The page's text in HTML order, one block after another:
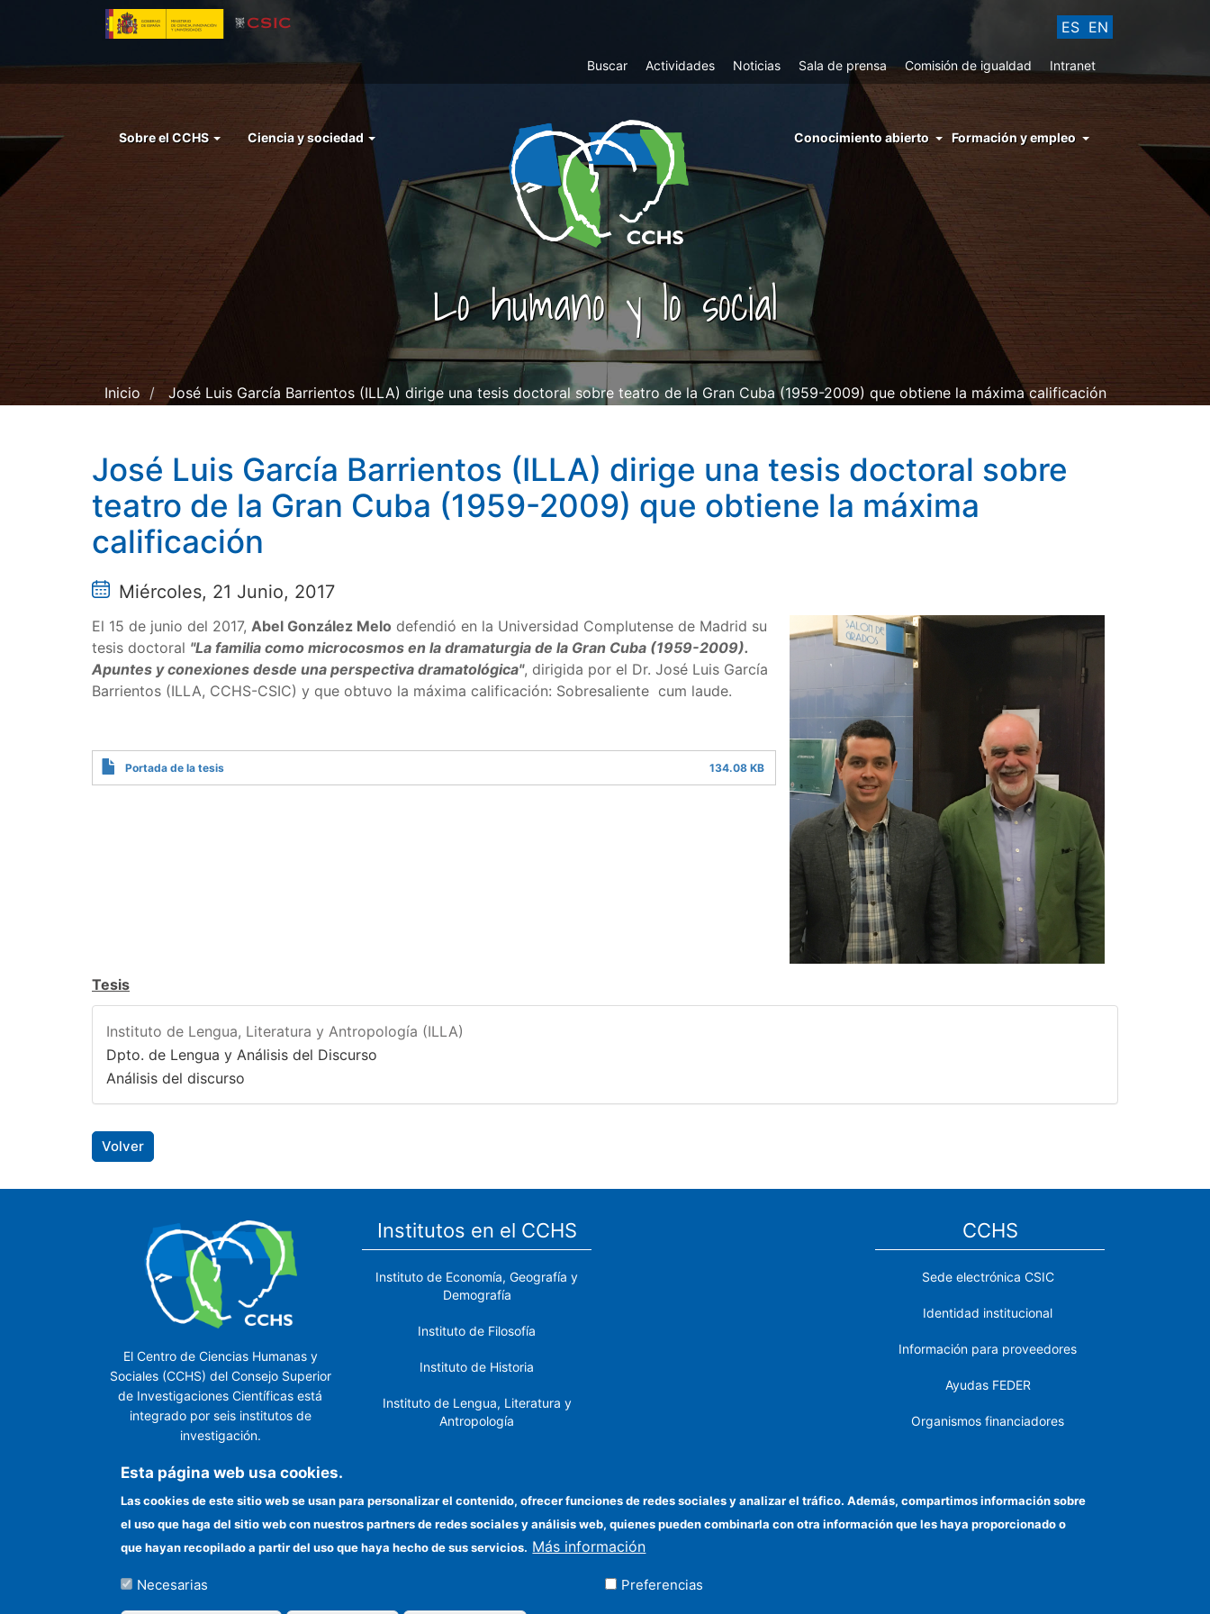
principal
ES EN
Top
Buscar Actividades Noticias Sala de prensa Comisión de igualdad Intranet
Menu
Sobre el CCHS Ciencia y sociedad
menu
conocimiento
abierto
Conocimiento abierto Formación y empleo
Lo humano y lo social
Inicio José Luis García Barrientos (ILLA) dirige una tesis doctoral sobre teatro de la Gran Cuba (1959-2009) que obtiene la máxima calificación
José Luis García Barrientos (ILLA) dirige una tesis doctoral sobre
teatro de la Gran Cuba (1959-2009) que obtiene la máxima
calificación
Miércoles, 21 Junio, 2017
El 15 de junio del 2017, Abel González Melo defendió en la Universidad Complutense de Madrid su
tesis doctoral "La familia como microcosmos en la dramaturgia de la Gran Cuba (1959-2009).
Apuntes y conexiones desde una perspectiva dramatológica", dirigida por el Dr. José Luis García
Barrientos (ILLA, CCHS-CSIC) y que obtuvo la máxima calificación: Sobresaliente cum laude.
Portada de la tesis 134.08 KB
Tesis
Instituto de Lengua, Literatura y Antropología (ILLA)
Dpto. de Lengua y Análisis del Discurso
Análisis del discurso
Volver
El Centro de Ciencias Humanas y
Sociales (CCHS) del Consejo Superior
de Investigaciones Científicas está
integrado por seis institutos de
investigación.
Institutos en el CCHS
Instituto de Economía, Geografía y
Demografía
Instituto de Filosofía
Instituto de Historia
Instituto de Lengua, Literatura y
Antropología
Próximo
Instituto de Políticas y Bienes
Públicos
CCHS
Sede electrónica CSIC
Identidad institucional
Información para proveedores
Ayudas FEDER
Organismos financiadores
Cómo llegar
Esta página web usa cookies.
Las cookies de este sitio web se usan para personalizar el contenido, ofrecer funciones de redes sociales y analizar el tráfico. Además, compartimos información sobre
el uso que haga del sitio web con nuestros partners de redes sociales y análisis web, quienes pueden combinarla con otra información que les haya proporcionado o
que hayan recopilado a partir del uso que haya hecho de sus servicios. Más información
Necesarias Preferencias